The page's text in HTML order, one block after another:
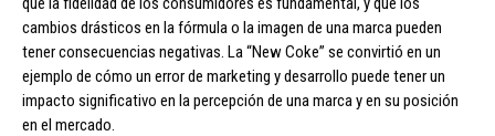
cambios drásticos en la fórmula o la imagen de una marca pueden
tener consecuencias negativas. La “New Coke” se convirtió en un
ejemplo de cómo un error de marketing y desarrollo puede tener un
impacto significativo en la percepción de una marca y en su posición
en el mercado.